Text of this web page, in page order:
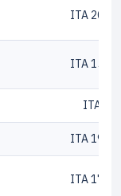
ITA
ITA
ITA 13
ITA
ITA